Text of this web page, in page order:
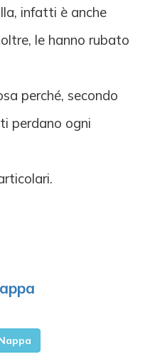
infatti è anche
le hanno rubato
perché, secondo
perdano ogni